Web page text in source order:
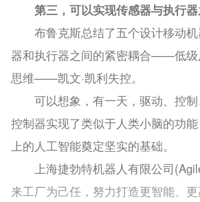
第三，可以实现传感器与执行
布鲁克斯总结了五个设计移动机
器和执行器之间的紧密耦合——低级
思维——凯文·凯利失控。
可以想象，有一天，驱动、控制
控制器实现了类似于人类小脑的功
上的人工智能奠定坚实的基础。
上海捷勃特机器人有限公司
来工厂为己任，努力打造更智能、